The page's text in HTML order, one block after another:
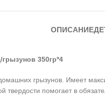
ОПИСАНИЕ
350гр*4
грызунов. Имеет
твердости помогает в